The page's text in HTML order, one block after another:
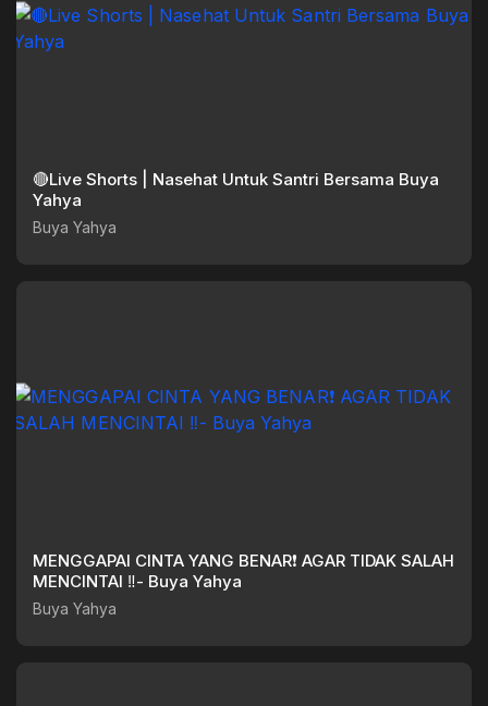
🔴Live Shorts | Nasehat Untuk Santri Bersama Buya
Yahya
Buya Yahya
MENGGAPAI CINTA YANG BENAR❗ AGAR TIDAK SALAH
MENCINTAI ‼️- Buya Yahya
Buya Yahya